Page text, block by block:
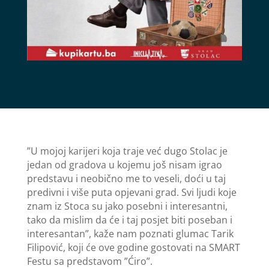
”U mojoj karijeri koja traje već dugo Stolac je
jedan od gradova u kojemu još nisam igrao
predstavu i neobično me to veseli, doći u taj
predivni i više puta opjevani grad. Svi ljudi koje
znam iz Stoca su jako posebni i interesantni,
tako da mislim da će i taj posjet biti poseban i
interesantan”, kaže nam poznati glumac Tarik
Filipović, koji će ove godine gostovati na SMART
Festu sa predstavom ”Ćiro”.